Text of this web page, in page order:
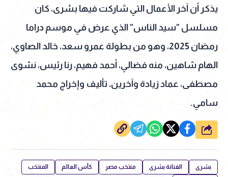
يذكر أن آخر الأعمال التي شاركت فيها بشرى، كان
مسلسل "سيد الناس" الذي عرض في موسم دراما
رمضان 2025، وهو من بطولة عمرو سعد، خالد الصاوي،
الهام شاهين، منه فضالي، أحمد فهيم، رنا رئيس، نشوى
مصطفى، عماد زيادة وآخرين، تأليف وإخراج محمد
سامي.
شارك
بشرى الفنانة بشرى منتخب مصر كأس العالم المنتخب